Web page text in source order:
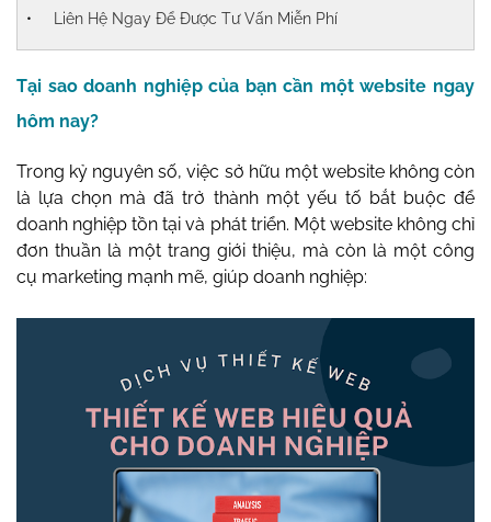
Liên Hệ Ngay Để Được Tư Vấn Miễn Phí
Tại sao doanh nghiệp của bạn cần một website ngay
hôm nay?
Trong kỷ nguyên số, việc sở hữu một website không còn
là lựa chọn mà đã trở thành một yếu tố bắt buộc để
doanh nghiệp tồn tại và phát triển. Một website không chỉ
đơn thuần là một trang giới thiệu, mà còn là một công
cụ marketing mạnh mẽ, giúp doanh nghiệp: